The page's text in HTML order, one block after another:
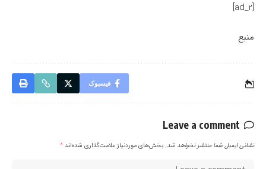
[ad_2]
منبع
فیسبوک
Leave a comment
نشانی ایمیل شما منتشر نخواهد شد. بخش‌های موردنیاز علامت‌گذاری شده‌اند*